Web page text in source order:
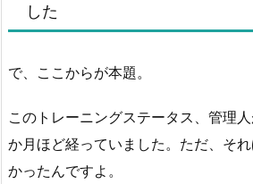
した
で、ここからが本題。
このトレーニングステータス、管理
か月ほど経っていました。ただ、そ
かったんですよ。